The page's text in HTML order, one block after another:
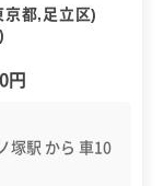
都,足立区)
円
塚駅 から 車10